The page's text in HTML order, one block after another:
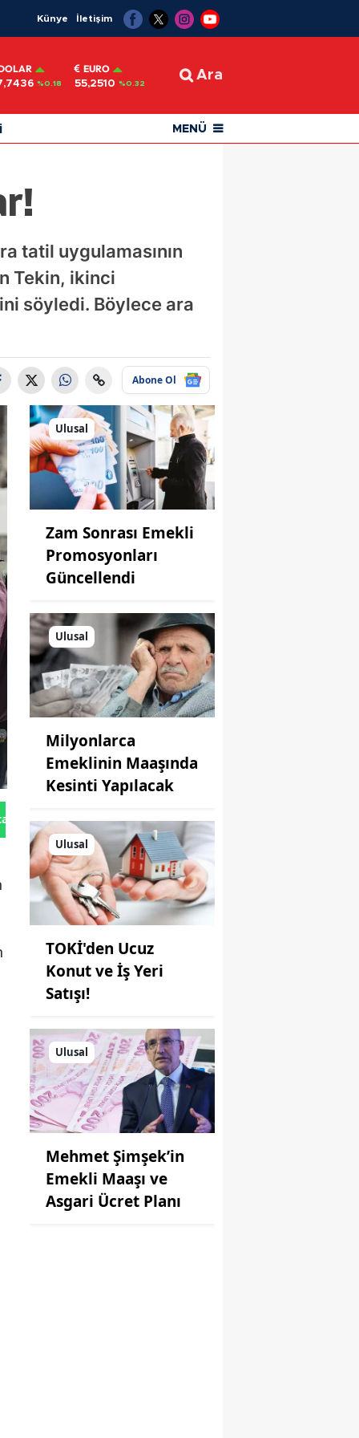
Künye İletişim
%0.18
EURO
55,2510 %0.32
Ara
MENÜ
tatil uygulamasının
Tekin, ikinci
söyledi. Böylece ara
Abone Ol
Gönder
Ulusal
Zam Sonrası Emekli
Promosyonları
Güncellendi
Ulusal
Milyonlarca
Emeklinin Maaşında
Kesinti Yapılacak
Ulusal
TOKİ'den Ucuz
Konut ve İş Yeri
Satışı!
Ulusal
Mehmet Şimşek’in
Emekli Maaşı ve
Asgari Ücret Planı